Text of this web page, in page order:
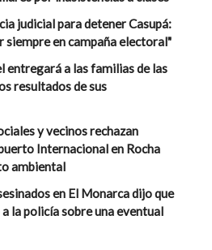
judicial para detener Casupá:
siempre en campaña electoral"
entregará a las familias de las
resultados de sus
y vecinos rechazan
Internacional en Rocha
ambiental
en El Monarca dijo que
la policía sobre una eventual